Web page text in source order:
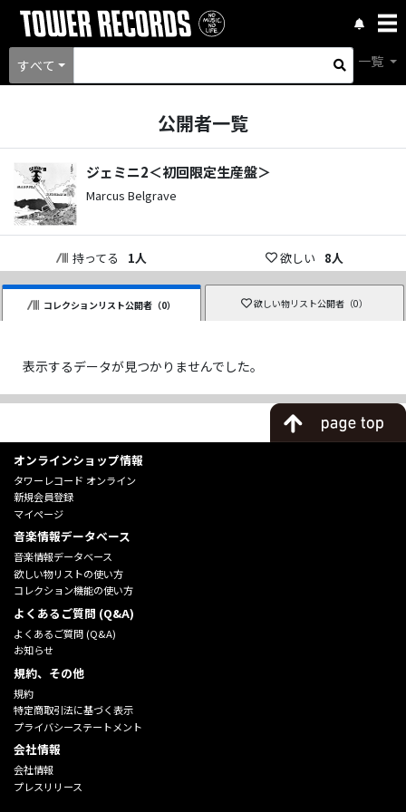
すべて 一覧
公開者一覧
ジェミニ2＜初回限定生産盤＞
Marcus Belgrave
持ってる 1人 欲しい 8人
コレクションリスト公開者（0） 欲しい物リスト公開者（0）
表示するデータが見つかりませんでした。
オンラインショップ情報
タワーレコード オンライン
新規会員登録
マイページ
音楽情報データベース
音楽情報データベース
欲しい物リストの使い方
コレクション機能の使い方
よくあるご質問 (Q&A)
よくあるご質問 (Q&A)
お知らせ
規約、その他
規約
特定商取引法に基づく表示
プライバシーステートメント
会社情報
会社情報
プレスリリース